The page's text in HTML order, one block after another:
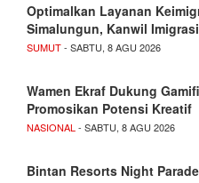
Optimalkan Layanan
Simalungun, Kanwil
SUMUT- SABTU, 8 AGU 2026
Wamen Ekraf Dukung
Promosikan Potensi Kreatif
NASIONAL - SABTU, 8 AGU 2026
Bintan Resorts Night